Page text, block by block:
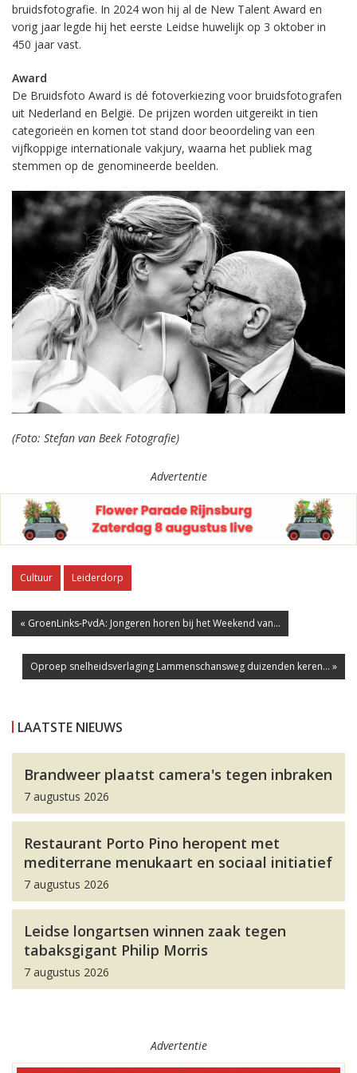
bruidsfotografie. In 2024 won hij al de New Talent Award en
vorig jaar legde hij het eerste Leidse huwelijk op 3 oktober in
450 jaar vast.
Award
De Bruidsfoto Award is dé fotoverkiezing voor bruidsfotografen
uit Nederland en België. De prijzen worden uitgereikt in tien
categorieën en komen tot stand door beoordeling van een
vijfkoppige internationale vakjury, waarna het publiek mag
stemmen op de genomineerde beelden.
(Foto: Stefan van Beek Fotografie)
Advertentie
Cultuur Leiderdorp
« GroenLinks-PvdA: Jongeren horen bij het Weekend van...
Oproep snelheidsverlaging Lammenschansweg duizenden keren... »
LAATSTE NIEUWS
Brandweer plaatst camera's tegen inbraken
7 augustus 2026
Restaurant Porto Pino heropent met
mediterrane menukaart en sociaal initiatief
7 augustus 2026
Leidse longartsen winnen zaak tegen
tabaksgigant Philip Morris
7 augustus 2026
Advertentie